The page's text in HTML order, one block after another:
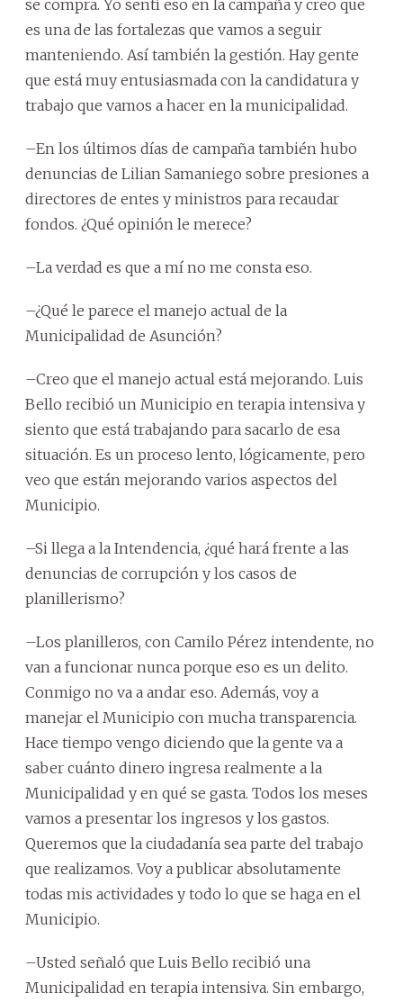
se compra. Yo sentí eso en la campaña y creo que
es una de las fortalezas que vamos a seguir
manteniendo. Así también la gestión. Hay gente
que está muy entusiasmada con la candidatura y
trabajo que vamos a hacer en la municipalidad.
–En los últimos días de campaña también hubo
denuncias de Lilian Samaniego sobre presiones a
directores de entes y ministros para recaudar
fondos. ¿Qué opinión le merece?
–La verdad es que a mí no me consta eso.
–¿Qué le parece el manejo actual de la
Municipalidad de Asunción?
–Creo que el manejo actual está mejorando. Luis
Bello recibió un Municipio en terapia intensiva y
siento que está trabajando para sacarlo de esa
situación. Es un proceso lento, lógicamente, pero
veo que están mejorando varios aspectos del
Municipio.
–Si llega a la Intendencia, ¿qué hará frente a las
denuncias de corrupción y los casos de
planillerismo?
–Los planilleros, con Camilo Pérez intendente, no
van a funcionar nunca porque eso es un delito.
Conmigo no va a andar eso. Además, voy a
manejar el Municipio con mucha transparencia.
Hace tiempo vengo diciendo que la gente va a
saber cuánto dinero ingresa realmente a la
Municipalidad y en qué se gasta. Todos los meses
vamos a presentar los ingresos y los gastos.
Queremos que la ciudadanía sea parte del trabajo
que realizamos. Voy a publicar absolutamente
todas mis actividades y todo lo que se haga en el
Municipio.
–Usted señaló que Luis Bello recibió una
Municipalidad en terapia intensiva. Sin embargo,